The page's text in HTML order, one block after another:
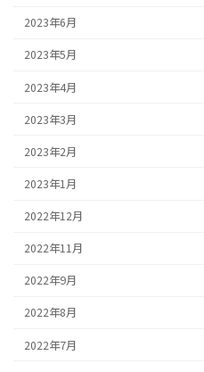
2023年6月
2023年5月
2023年4月
2023年3月
2023年2月
2023年1月
2022年12月
2022年11月
2022年9月
2022年8月
2022年7月